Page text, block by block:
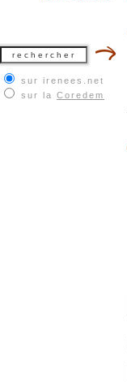
sur irenees.net
sur la Coredem